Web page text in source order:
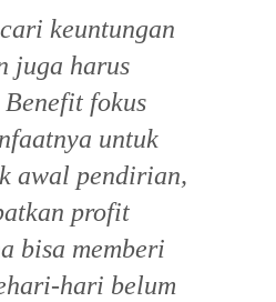
keuntungan
juga harus
fokus
untuk
awal pendirian,
profit
bisa memberi
hari belum